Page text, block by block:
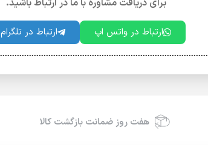
ارتباط در واتس اپ ارتباط در تلگرام
هفت روز ضمانت بازگشت کالا